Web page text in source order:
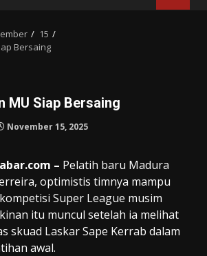
15
Bersaing
MU Siap Bersaing
November 15, 2025
– Pelatih baru Madura
optimistis timnya mampu
Super League musim
itu muncul setelah ia melihat
skuad Laskar Sape Kerrab dalam
awal.